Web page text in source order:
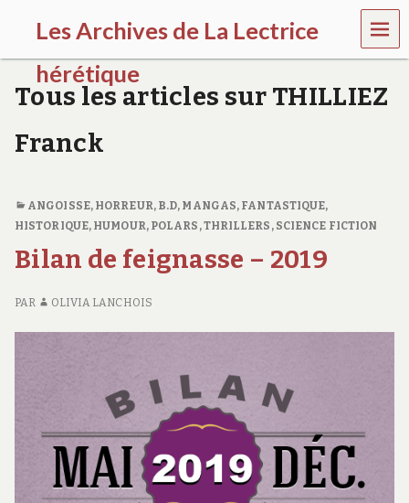
Les Archives de La Lectrice
hérétique
(
0
-
2
0
2
0
MEN
U
Tous les articles sur THILLIEZ
Franck
ANGOISSE, HORREUR, B.D, MANGAS, FANTASTIQUE,
HISTORIQUE, HUMOUR, POLARS, THRILLERS , SCIENCE FICTION
Bilan de feignasse – 2019
PAR OLIVIA LANCHOIS